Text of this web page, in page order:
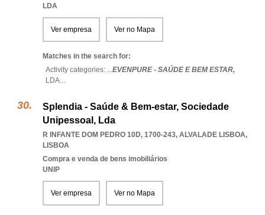
LDA
Ver empresa Ver no Mapa
Matches in the search for:
Activity categories: ...EVENPURE - SAÚDE E BEM ESTAR,
LDA...
Splendia - Saúde & Bem-estar, Sociedade
Unipessoal, Lda
R INFANTE DOM PEDRO 10D, 1700-243, ALVALADE LISBOA,
LISBOA
Compra e venda de bens imobiliários
UNIP
Ver empresa Ver no Mapa